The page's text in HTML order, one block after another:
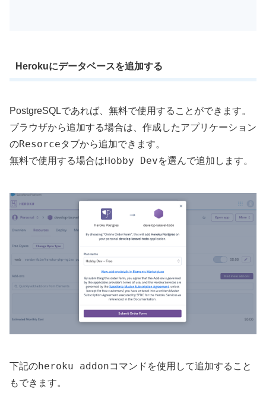
Herokuにデータベースを追加する
PostgreSQLであれば、無料で使用することができます。
ブラウザから追加する場合は、作成したアプリケーション
のResorceタブから追加できます。
無料で使用する場合はHobby Devを選んで追加します。
下記のheroku addonコマンドを使用して追加すること
もできます。